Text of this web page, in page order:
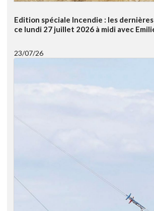
Edition spéciale Incendie : les
ce lundi 27 juillet 2026 à midi avec
23/07/26